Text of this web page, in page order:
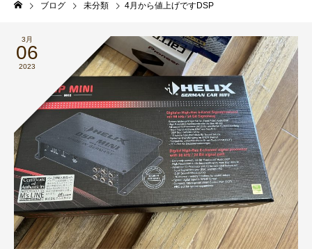
ブログ 未分類 4月から値上げですDSP
3月
06
2023